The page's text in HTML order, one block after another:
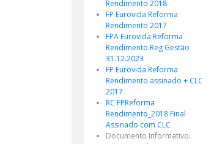
Rendimento 2018
FP Eurovida Reforma
Rendimento 2017
FPA Eurovida Reforma
Rendimento Reg Gestão
31.12.2023
FP Eurovida Reforma
Rendimento assinado + CLC
2017
RC FPReforma
Rendimento_2018 Final
Assinado com CLC
Documento Informativo: